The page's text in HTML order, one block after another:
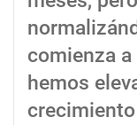
comienza
hemos
crecimiento